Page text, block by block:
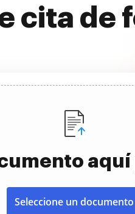
cita de
Seleccione un documento